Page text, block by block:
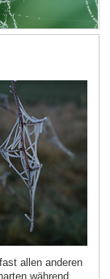
allen anderen
während